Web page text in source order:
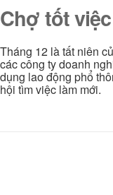
Chợ tốt
Tháng 12 là tất niên
các công ty doanh
dụng lao động phổ
hội tìm việc làm mới.